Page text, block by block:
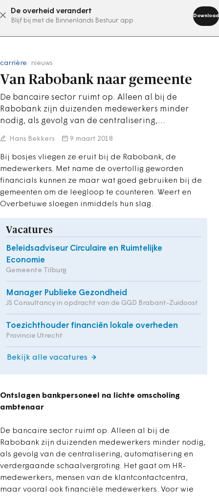
De overheid verandert
Blijf bij met de Binnenlands Bestuur app
Download
abonneer nu
carrière nieuws
Van Rabobank naar gemeente
De bancaire sector ruimt op. Alleen al bij de
Rabobank zijn duizenden medewerkers minder
nodig, als gevolg van de centralisering,…
Hans Bekkers 9 maart 2018
Bij bosjes vliegen ze eruit bij de Rabobank, de
medewerkers. Met name de overtollig geworden
financials kunnen ze maar wat goed gebruiken bij de
gemeenten om de leegloop te counteren. Weert en
Overbetuwe sloegen inmiddels hun slag.
Vacatures
Beleidsadviseur Circulaire en Ruimtelijke
Economie
Gemeente Tilburg
Manager Publieke Gezondheid
JS Consultancy in opdracht van de GGD Brabant-Zuidoost
Toezichthouder financiën lokale overheden
Provincie Utrecht
Bekijk alle vacatures
Ontslagen bankpersoneel na lichte omscholing
ambtenaar
De bancaire sector ruimt op. Alleen al bij de
Rabobank zijn duizenden medewerkers minder nodig,
als gevolg van de centralisering, automatisering en
verdergaande schaalvergroting. Het gaat om HR-
medewerkers, mensen van de klantcontactcentra,
maar vooral ook financiële medewerkers. Voor wie